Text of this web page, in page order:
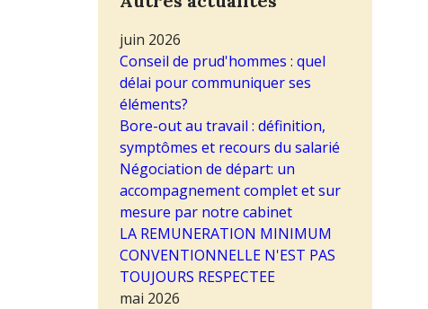
juin 2026
Conseil de prud'hommes : quel
délai pour communiquer ses
éléments?
Bore-out au travail : définition,
symptômes et recours du salarié
Négociation de départ: un
accompagnement complet et sur
mesure par notre cabinet
LA REMUNERATION MINIMUM
CONVENTIONNELLE N'EST PAS
TOUJOURS RESPECTEE
mai 2026